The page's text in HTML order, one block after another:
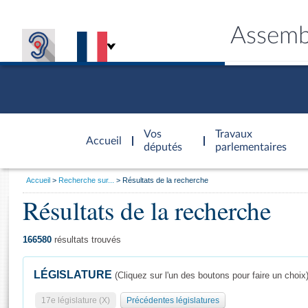
Accueil
d'accueil
Vos
députés
Travaux
parlementaires
Général
Vous
Accueil Recherche sur... Résultats de la recherche
Résultats de la recherche
166580 résultats trouvés
LÉGISLATURE (Cliquez sur l'un des boutons pour faire un choix)
17e législature (X) Précédentes législatures